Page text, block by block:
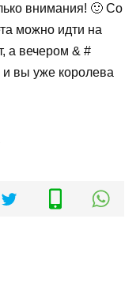
внимания! 🙂 Со
можно идти на
а вечером & #
вы уже королева